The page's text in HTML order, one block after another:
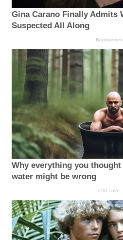
Gina Carano Finally Admits
Suspected All Along
Brainberries
Why everything you
water might be wrong
CTA Love